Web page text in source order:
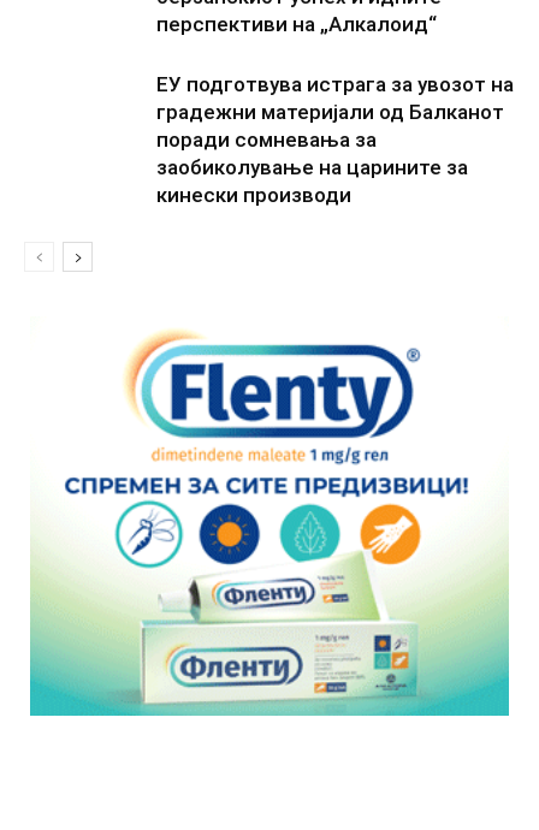
перспективи на „Алкалоид“
ЕУ подготвува истрага за увозот на
градежни материјали од Балканот
поради сомневања за
заобиколување на царините за
кинески производи